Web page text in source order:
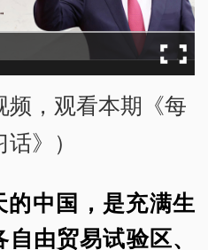
频，观看本期《每
话》）
的中国，是充满生
由贸易试验区、